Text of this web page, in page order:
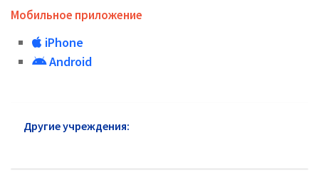
Мобильное приложение
iPhone
Android
Другие учреждения: